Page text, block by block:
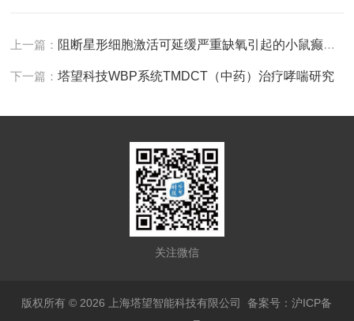
上一篇： 阻断星形细胞激活可延缓严重缺氧引起的小鼠癫痫发作和呼吸停止
下一篇：塔望科技WBP系统TMDCT（中药）治疗哮喘研究
关注微信
版权所有 © 2026 上海塔望智能科技有限公司备案号：沪ICP备